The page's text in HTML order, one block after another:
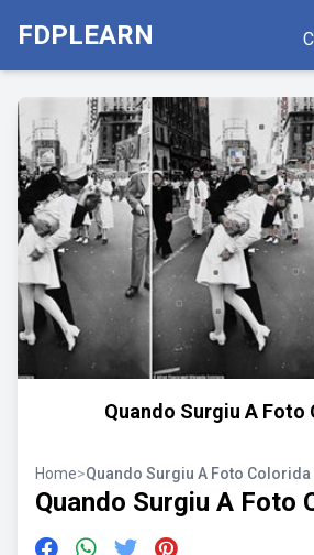
FDPLEARN
Quando Surgiu A Foto
Home>Quando Surgiu A Foto Colorida
Quando Surgiu A Foto